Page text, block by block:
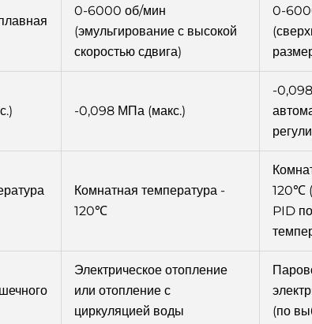
0-6000 об/мин
(эмульгирование с высокой
скоростью сдвига)
0-
-0,098 МПа (макс.)
-
Комнатная температура -
120℃
120℃
PID
Электрическое отопление
или отопление с
циркуляцией воды
(по